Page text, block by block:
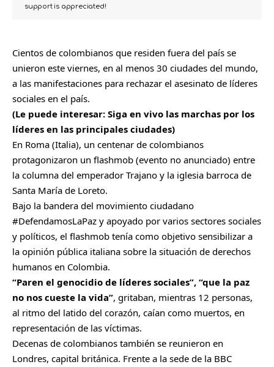
support is appreciated!
Cientos de colombianos que residen fuera del país se
unieron este viernes, en al menos 30 ciudades del mundo,
a las manifestaciones para rechazar el asesinato de líderes
sociales en el país.
(Le puede interesar: Siga en vivo las marchas por los
líderes en las principales ciudades)
En Roma (Italia), un centenar de colombianos
protagonizaron un flashmob (evento no anunciado) entre
la columna del emperador Trajano y la iglesia barroca de
Santa María de Loreto.
Bajo la bandera del movimiento ciudadano
#DefendamosLaPaz y apoyado por varios sectores sociales
y políticos, el flashmob tenía como objetivo sensibilizar a
la opinión pública italiana sobre la situación de derechos
humanos en Colombia.
“Paren el genocidio de líderes sociales”, “que la paz
no nos cueste la vida”, gritaban, mientras 12 personas,
al ritmo del latido del corazón, caían como muertos, en
representación de las víctimas.
Decenas de colombianos también se reunieron en
Londres, capital británica. Frente a la sede de la BBC